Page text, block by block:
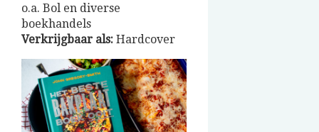
o.a. Bol en diverse
boekhandels
Verkrijgbaar als: Hardcover